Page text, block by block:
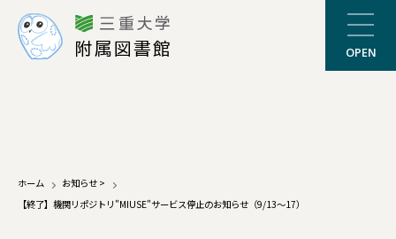
附属図書館 OPEN
ホーム お知らせ >
【終了】機関リポジトリ"MIUSE"サービス停止のお知らせ（9/13～17）